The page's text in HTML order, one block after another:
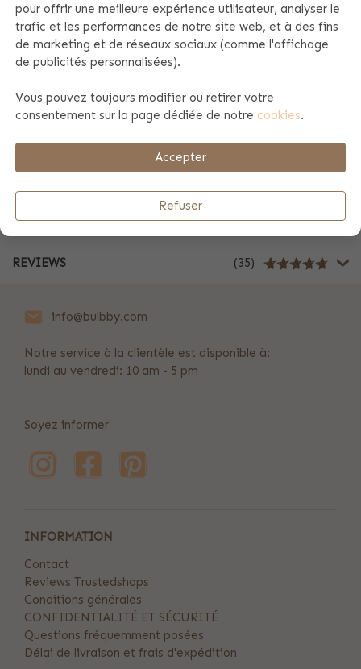
Information du produit
Table de gradeurs et instruction d'entretien
REVIEWS (35)
info@bulbby.com
Notre service à la clientèle est disponible à:
lundi au vendredi: 10 am - 5 pm
Soyez informer
INFORMATION
Contact
Reviews Trustedshops
Conditions générales
CONFIDENTIALITÉ ET SÉCURITÉ
Questions fréquemment posées
Délai de livraison et frais d'expédition
pour offrir une meilleure expérience utilisateur, analyser le
trafic et les performances de notre site web, et à des fins
de marketing et de réseaux sociaux (comme l'affichage
de publicités personnalisées).
Vous pouvez toujours modifier ou retirer votre
consentement sur la page dédiée de notre cookies.
Accepter
Refuser